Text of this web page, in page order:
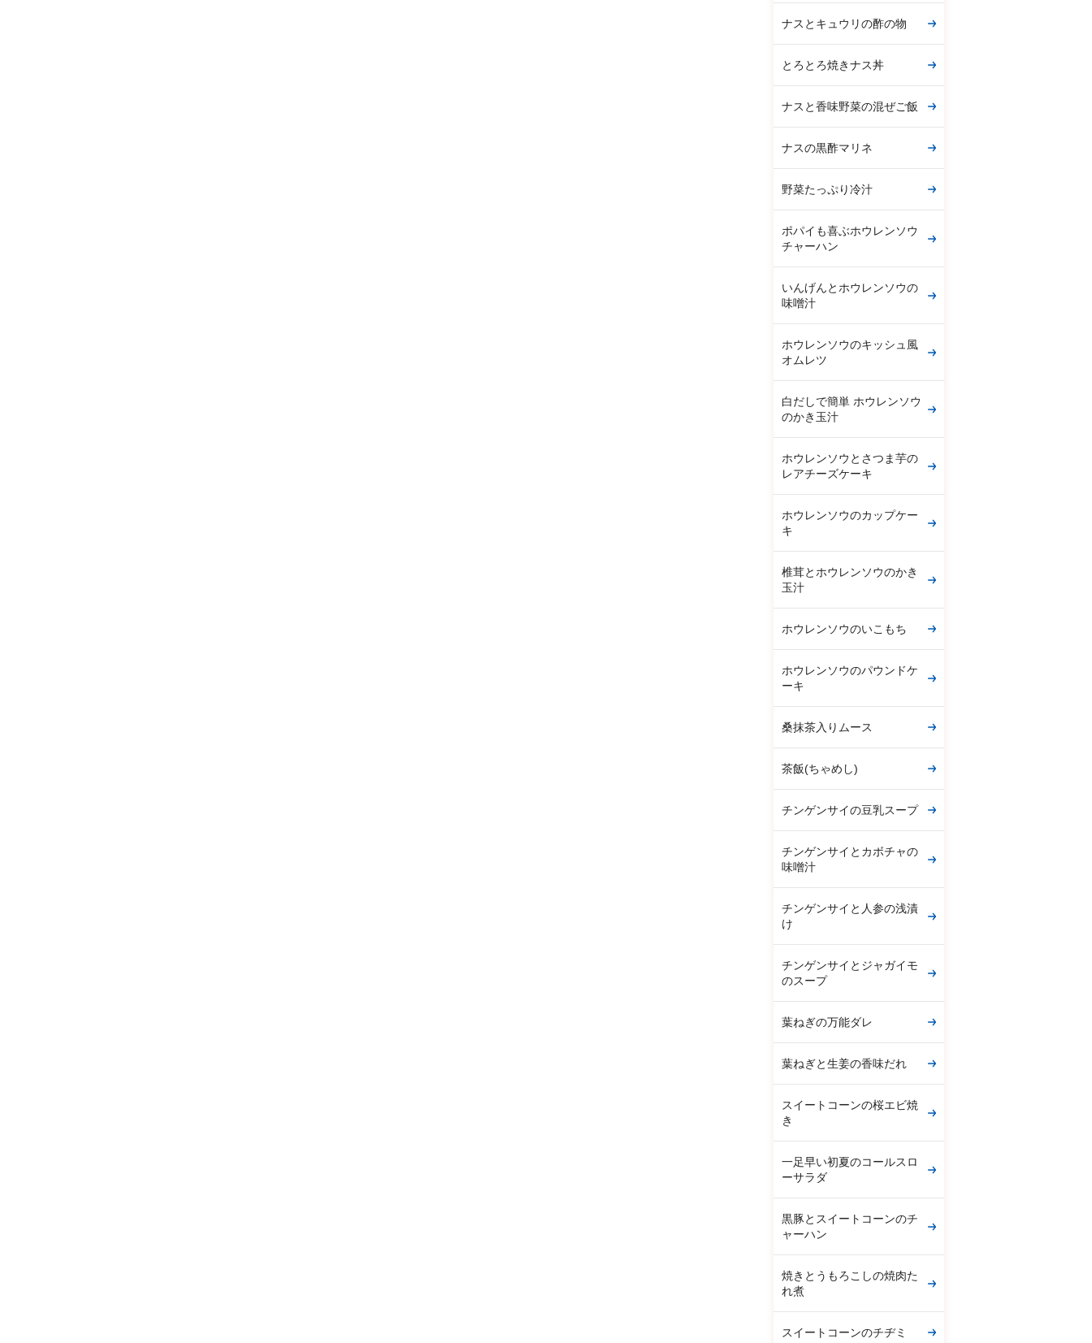
ナスとキュウリの酢の物
とろとろ焼きナス丼
ナスと香味野菜の混ぜご飯
ナスの黒酢マリネ
野菜たっぷり冷汁
ポパイも喜ぶホウレンソウ
チャーハン
いんげんとホウレンソウの
味噌汁
ホウレンソウのキッシュ風
オムレツ
白だしで簡単 ホウレンソウ
のかき玉汁
ホウレンソウとさつま芋の
レアチーズケーキ
ホウレンソウのカップケー
キ
椎茸とホウレンソウのかき
玉汁
ホウレンソウのいこもち
ホウレンソウのパウンドケ
ーキ
桑抹茶入りムース
茶飯(ちゃめし)
チンゲンサイの豆乳スープ
チンゲンサイとカボチャの
味噌汁
チンゲンサイと人参の浅漬
け
チンゲンサイとジャガイモ
のスープ
葉ねぎの万能ダレ
葉ねぎと生姜の香味だれ
スイートコーンの桜エビ焼
き
一足早い初夏のコールスロ
ーサラダ
黒豚とスイートコーンのチ
ャーハン
焼きとうもろこしの焼肉た
れ煮
スイートコーンのチヂミ